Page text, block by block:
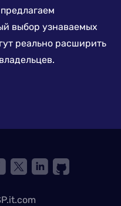
выбор узнаваемых
реально расширить